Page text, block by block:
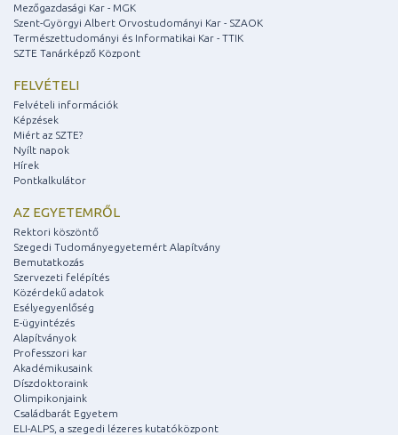
Mezőgazdasági Kar - MGK
Szent-Györgyi Albert Orvostudományi Kar - SZAOK
Természettudományi és Informatikai Kar - TTIK
SZTE Tanárképző Központ
FELVÉTELI
Felvételi információk
Képzések
Miért az SZTE?
Nyílt napok
Hírek
Pontkalkulátor
AZ EGYETEMRŐL
Rektori köszöntő
Szegedi Tudományegyetemért Alapítvány
Bemutatkozás
Szervezeti felépítés
Közérdekű adatok
Esélyegyenlőség
E-ügyintézés
Alapítványok
Professzori kar
Akadémikusaink
Díszdoktoraink
Olimpikonjaink
Családbarát Egyetem
ELI-ALPS, a szegedi lézeres kutatóközpont